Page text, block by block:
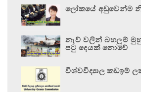
ලෝකයේ අඩුවෙන්ම
නැව් වලින් බහලුම්
පටු දෙයක් නොවේ
විශ්වවිද්‍යාල කඩඉම්